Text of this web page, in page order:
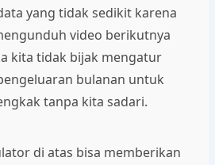
yang tidak sedikit karena
video berikutnya
kita tidak bijak mengatur
bulanan untuk
tanpa kita sadari.
di atas bisa memberikan